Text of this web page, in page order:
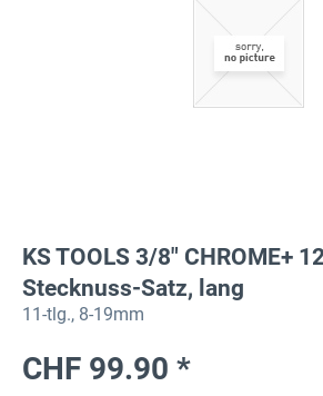
KS TOOLS 3/8" CHROME+
Stecknuss-Satz, lang
11-tlg., 8-19mm
CHF 99.90 *